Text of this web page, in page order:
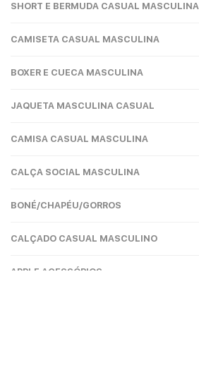
SHORT E BERMUDA CASUAL MASCULINA
CAMISETA CASUAL MASCULINA
BOXER E CUECA MASCULINA
JAQUETA MASCULINA CASUAL
CAMISA CASUAL MASCULINA
CALÇA SOCIAL MASCULINA
BONÉ/CHAPÉU/GORROS
CALÇADO CASUAL MASCULINO
APPLE ACESSÓRIOS